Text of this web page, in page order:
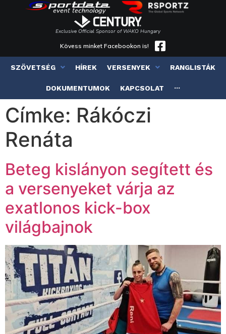
Exclusive Official Sponsor of WAKO Hungary
Kövess minket Facebookon is!
SZÖVETSÉG HÍREK VERSENYEK RANGLISTÁK
DOKUMENTUMOK KAPCSOLAT ···
Címke: Rákóczi
Renáta
Beteg kislányon segített és
a versenyeket várja az
exatlonos kick-box
világbajnok